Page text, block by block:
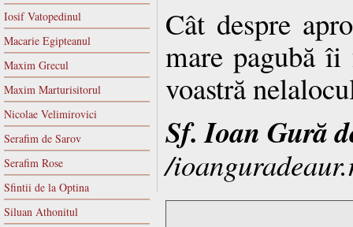
Iosif Vatopedinul
Macarie Egipteanul
Maxim Grecul
Maxim Marturisitorul
Nicolae Velimirovici
Serafim de Sarov
Serafim Rose
Sfintii de la Optina
Siluan Athonitul
Cât despre
mare pagubă
voastră
Sf. Ioan Gură
/